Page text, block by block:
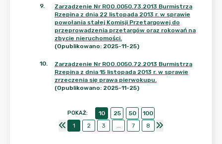
9.
Zarządzenie Nr ROO.0050.73.2013 Burmistrza
Rzepina z dnia 22 listopada 2013 r. w sprawie
powołania stałej Komisji Przetargowej do
przeprowadzenia przetargów oraz rokowań na
zbycie nieruchomości.
(Opublikowano: 2025-11-25)
10.
Zarządzenie Nr ROO.0050.72.2013 Burmistrza
Rzepina z dnia 15 listopada 2013 r. w sprawie
zrzeczenia się prawa pierwokupu.
(Opublikowano: 2025-11-25)
POKAŻ: 10 25 50
100
1
2 3 ... 7 8